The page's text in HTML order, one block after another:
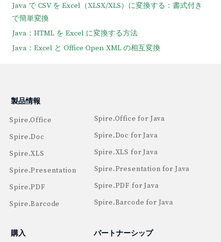
Java で CSV を Excel（XLSX/XLS）に変換する：書式付き
で簡単変換
Java：HTML を Excel に変換する方法
Java：Excel と Office Open XML の相互変換
製品情報
Spire.Office
Spire.Doc
Spire.XLS
Spire.Presentation
Spire.PDF
Spire.Barcode
Spire.Office for Java
Spire.Doc for Java
Spire.XLS for Java
Spire.Presentation for Java
Spire.PDF for Java
Spire.Barcode for Java
購入 パートナーシップ